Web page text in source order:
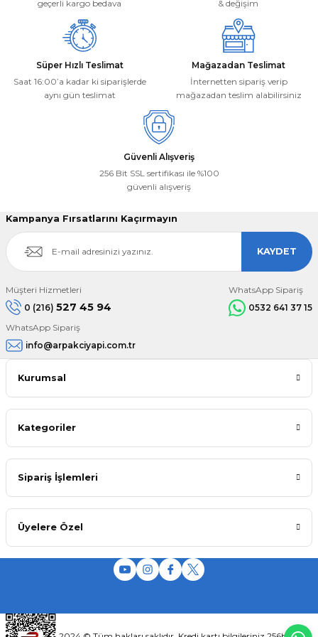
geçerli kargo bedava
& değişim
Süper Hızlı Teslimat
Saat 16:00’a kadar ki siparişlerde
aynı gün teslimat
Mağazadan Teslimat
İnternetten sipariş verip
mağazadan teslim alabilirsiniz
Güvenli Alışveriş
256 Bit SSL sertifikası ile %100
güvenli alışveriş
Kampanya Fırsatlarını Kaçırmayın
KAYDET
Müşteri Hizmetleri
0 (216) 527 45 94
WhatsApp Sipariş
0532 641 37 15
WhatsApp Sipariş
info@arpakciyapi.com.tr
Kurumsal
Kategoriler
Sipariş İşlemleri
Üyelere Özel